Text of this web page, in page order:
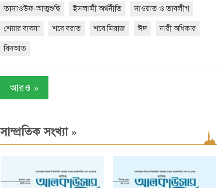
তাসাওউফ-আত্মশুদ্ধি ইসলামী অর্থনীতি দাওয়াত ও তাবলীগ
শেয়ার ব্যবসা শবে বরাত শবে মিরাজ ঈদ নারী অধিকার
বিদআত
আরও »
সাম্প্রতিক সংখ্যা»